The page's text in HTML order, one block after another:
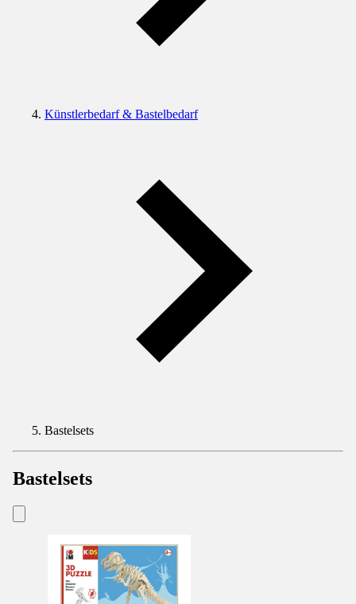
Künstlerbedarf & Bastelbedarf
Bastelsets
Bastelsets